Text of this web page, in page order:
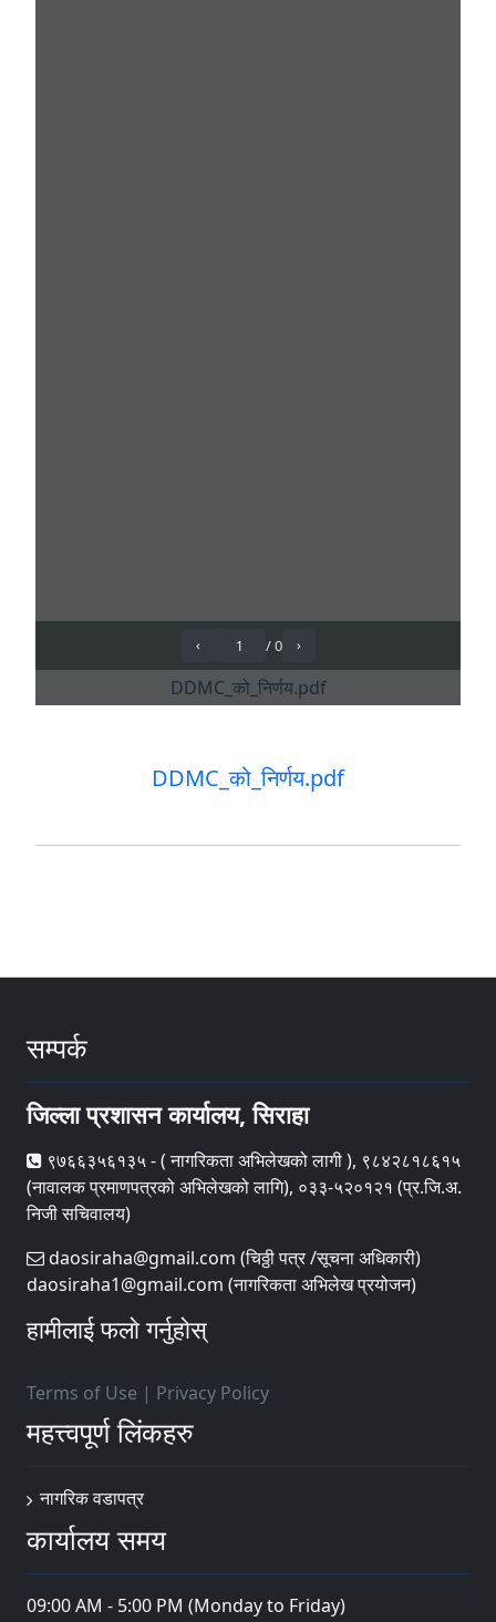
DDMC_को_निर्णय.pdf
सम्पर्क
जिल्ला प्रशासन कार्यालय, सिराहा
९७६६३५६१३५ - ( नागरिकता अभिलेखको लागी ), ९८४२८१८६१५
(नावालक प्रमाणपत्रको अभिलेखको लागि), ०३३-५२०१२१ (प्र.जि.अ.
निजी सचिवालय)
daosiraha@gmail.com (चिठ्ठी पत्र /सूचना अधिकारी)
daosiraha1@gmail.com (नागरिकता अभिलेख प्रयोजन)
हामीलाई फलो गर्नुहोस्
Terms of Use | Privacy Policy
महत्त्वपूर्ण लिंकहरु
नागरिक वडापत्र
कार्यालय समय
09:00 AM - 5:00 PM (Monday to Friday)